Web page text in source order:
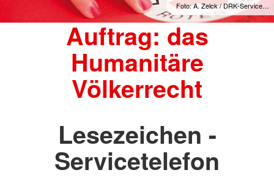
Foto: A. Zelck / DRK-Service…
Auftrag: das
Humanitäre
Völkerrecht
Lesezeichen -
Servicetelefon